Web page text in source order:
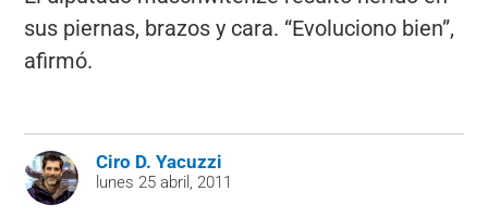
sus piernas, brazos y cara. “Evoluciono bien”,
afirmó.
Ciro D. Yacuzzi
lunes 25 abril, 2011